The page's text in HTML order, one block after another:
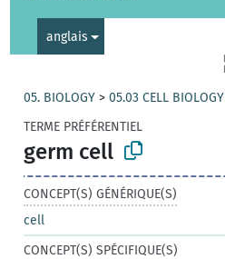
anglais
05. BIOLOGY >05.03 CELL BIOLOGY
TERME PRÉFÉRENTIEL
germ cell
CONCEPT(S) GÉNÉRIQUE(S)
cell
CONCEPT(S) SPÉCIFIQUE(S)